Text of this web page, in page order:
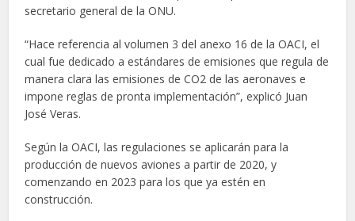
secretario general de la ONU.
“Hace referencia al volumen 3 del anexo 16 de la OACI, el
cual fue dedicado a estándares de emisiones que regula de
manera clara las emisiones de CO2 de las aeronaves e
impone reglas de pronta implementación”, explicó Juan
José Veras.
Según la OACI, las regulaciones se aplicarán para la
producción de nuevos aviones a partir de 2020, y
comenzando en 2023 para los que ya estén en
construcción.